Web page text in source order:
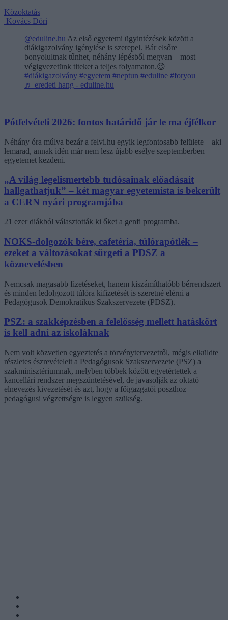
Közoktatás
Kovács Dóri
@eduline.hu Az első egyetemi ügyintézések között a
diákigazolvány igénylése is szerepel. Bár elsőre
bonyolultnak tűnhet, néhány lépésből megvan – most
végigvezetünk titeket a teljes folyamaton.😉
#diákigazolvány #egyetem #neptun #eduline #foryou
♬ eredeti hang - eduline.hu
Pótfelvételi 2026: fontos határidő jár le ma éjfélkor
Néhány óra múlva bezár a felvi.hu egyik legfontosabb felülete – aki
lemarad, annak idén már nem lesz újabb esélye szeptemberben
egyetemet kezdeni.
„A világ legelismertebb tudósainak előadásait
hallgathatjuk” – két magyar egyetemista is bekerült
a CERN nyári programjába
21 ezer diákból választották ki őket a genfi programba.
NOKS-dolgozók bére, cafetéria, túlórapótlék –
ezeket a változásokat sürgeti a PDSZ a
köznevelésben
Nemcsak magasabb fizetéseket, hanem kiszámíthatóbb bérrendszert
és minden ledolgozott túlóra kifizetését is szeretné elérni a
Pedagógusok Demokratikus Szakszervezete (PDSZ).
PSZ: a szakképzésben a felelősség mellett hatáskört
is kell adni az iskoláknak
Nem volt közvetlen egyeztetés a törvénytervezetről, mégis elküldte
részletes észrevételeit a Pedagógusok Szakszervezete (PSZ) a
szakminisztériumnak, melyben többek között egyetértettek a
kancellári rendszer megszüntetésével, de javasolják az oktató
elnevezés kivezetését és azt, hogy a főigazgatói poszthoz
pedagógusi végzettségre is legyen szükség.